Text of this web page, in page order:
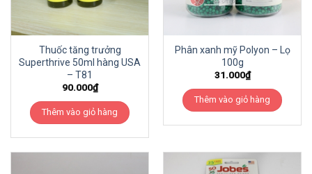
Thuốc tăng trưởng
Superthrive 50ml hàng USA
– T81
90.000₫
Thêm vào giỏ hàng
Phân xanh mỹ Polyon – Lọ
100g
31.000₫
Thêm vào giỏ hàng